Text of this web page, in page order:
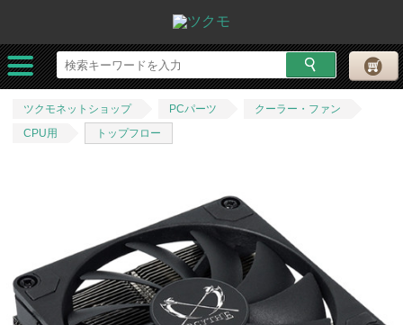
ツクモネットショップ PCパーツ
クーラー・ファン
CPU用
トップフロー